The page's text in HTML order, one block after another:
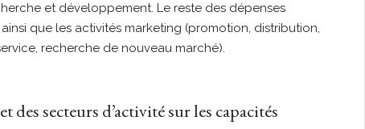
et développement. Le reste des dépenses
que les activités marketing (promotion, distribution,
recherche de nouveau marché).
des secteurs d’activité sur les capacités